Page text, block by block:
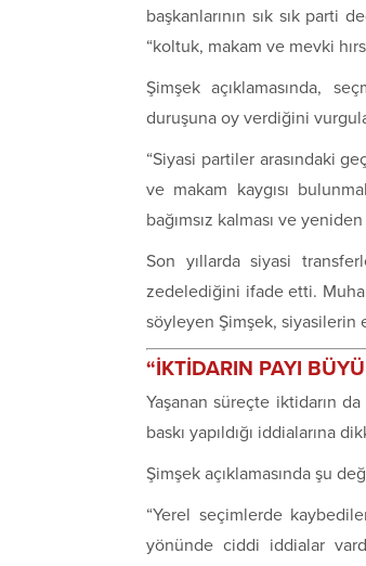
başkanlarının sık sık parti
“koltuk, makam ve mevki
Şimşek açıklamasında,
duruşuna oy verdiğini
“Siyasi partiler arasındaki
ve makam kaygısı
bağımsız kalması ve
Son yıllarda siyasi
zedelediğini ifade etti.
söyleyen Şimşek, siyasilerin
“İKTİDARIN PAYI
Yaşanan süreçte iktidarın
baskı yapıldığı iddialarına
Şimşek açıklamasında şu
“Yerel seçimlerde
yönünde ciddi iddialar